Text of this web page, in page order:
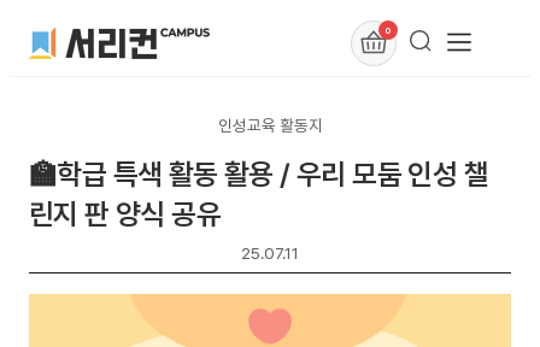
0
인성교육 활동지
🏫학급 특색 활동 활용 / 우리 모둠 인성 챌
린지 판 양식 공유
25.07.11